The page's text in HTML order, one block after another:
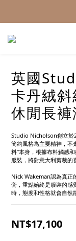
英國
卡丹絨
休閒長
Studio Nicholson創立於
簡約風格為主要精神，不
料”本身，根據布料觸感
服裝，將對意大利剪裁的
Nick Wakeman認為真正
套，重點始終是服裝的感
時，態度和性格就會自然
NT$17,100